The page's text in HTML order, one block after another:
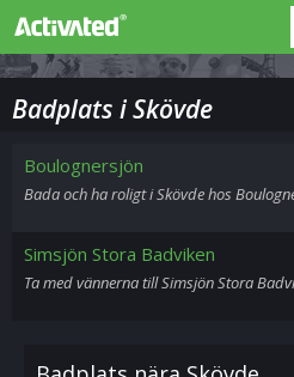
Badplats i Skövde
Boulognersjön
Bada och ha roligt i Skövde hos
Simsjön Stora Badviken
Ta med vännerna till Simsjön Stora